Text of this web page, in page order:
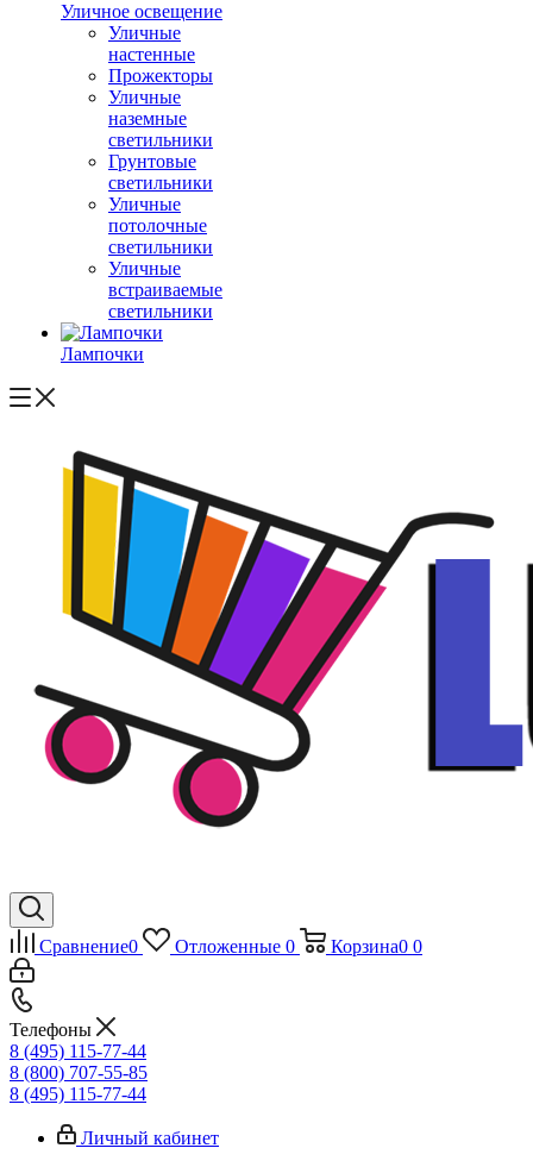
Уличное освещение
Уличные
настенные
Прожекторы
Уличные
наземные
светильники
Грунтовые
светильники
Уличные
потолочные
светильники
Уличные
встраиваемые
светильники
Лампочки
Сравнение0 Отложенные 0 Корзина0 0
Телефоны
8 (495) 115-77-44
8 (800) 707-55-85
8 (495) 115-77-44
Личный кабинет